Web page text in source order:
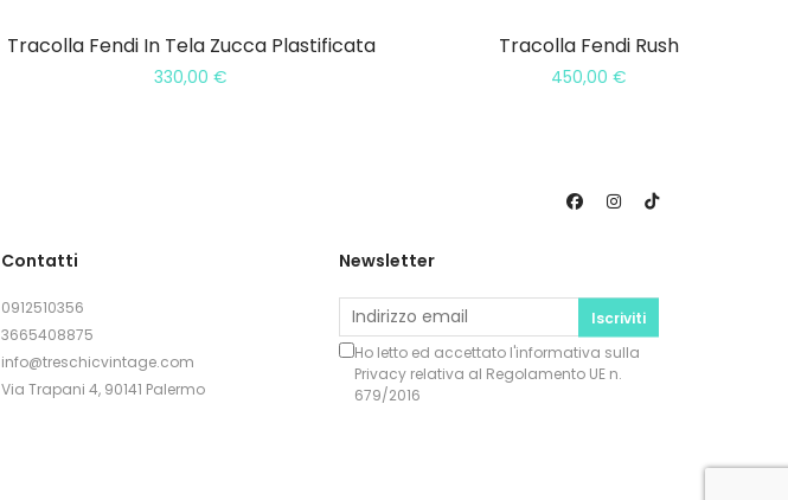
Tracolla Fendi In Tela Zucca Plastificata
330,00 €
Tracolla Fendi Rush
450,00 €
Contatti
0912510356
3665408875
info@treschicvintage.com
Via Trapani 4, 90141 Palermo
Newsletter
Iscriviti
Ho letto ed accettato l'informativa sulla
Privacyrelativa al Regolamento UE n.
679/2016